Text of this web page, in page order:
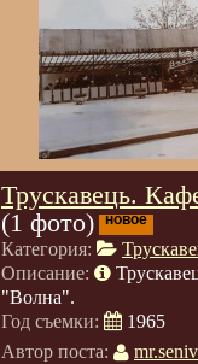
Трускавець.
(1 фото)
новое
Категория:
Описание:
"Волна".
Год съемки:
1965
Автор поста:
mr.seniv